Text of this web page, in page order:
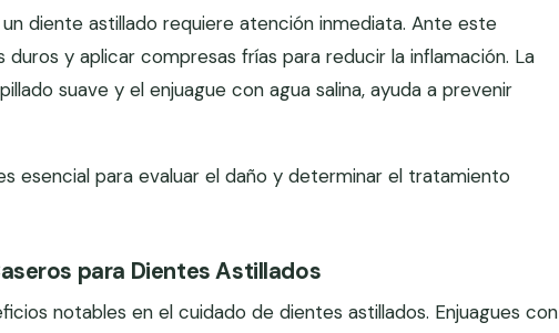
diente astillado requiere atención inmediata. Ante este
y aplicar compresas frías para reducir la inflamación. La
suave y el enjuague con agua salina, ayuda a prevenir
esencial para evaluar el daño y determinar el tratamiento
para Dientes Astillados
notables en el cuidado de dientes astillados. Enjuagues con